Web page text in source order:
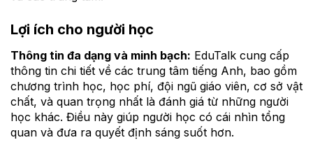
Lợi ích cho người học
Thông tin đa dạng và minh bạch: EduTalk cung cấp
thông tin chi tiết về các trung tâm tiếng Anh, bao gồm
chương trình học, học phí, đội ngũ giáo viên, cơ sở vật
chất, và quan trọng nhất là đánh giá từ những người
học khác. Điều này giúp người học có cái nhìn tổng
quan và đưa ra quyết định sáng suốt hơn.